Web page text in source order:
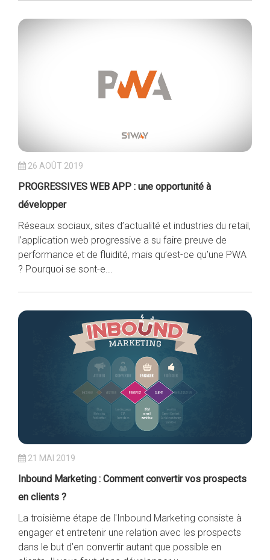
26 AOÛT 2019
PROGRESSIVES WEB APP : une opportunité à
développer
Réseaux sociaux, sites d’actualité et industries du retail,
l’application web progressive a su faire preuve de
performance et de fluidité, mais qu’est-ce qu’une PWA
? Pourquoi se sont-e...
21 MAI 2019
Inbound Marketing : Comment convertir vos prospects
en clients ?
La troisième étape de l'Inbound Marketing consiste à
engager et entretenir une relation avec les prospects
dans le but d’en convertir autant que possible en